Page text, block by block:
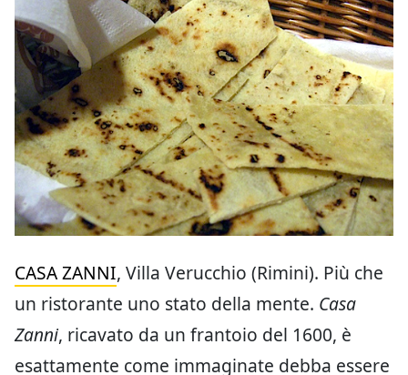
CASA ZANNI, Villa Verucchio (Rimini). Più che
un ristorante uno stato della mente. Casa
Zanni, ricavato da un frantoio del 1600, è
esattamente come immaginate debba essere